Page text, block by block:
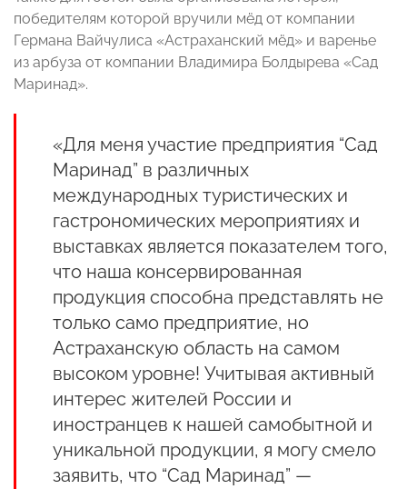
победителям которой вручили мёд от компании
Германа Вайчулиса «Астраханский мёд» и варенье
из арбуза от компании Владимира Болдырева «Сад
Маринад».
«Для меня участие предприятия “Сад
Маринад” в различных
международных туристических и
гастрономических мероприятиях и
выставках является показателем того,
что наша консервированная
продукция способна представлять не
только само предприятие, но
Астраханскую область на самом
высоком уровне! Учитывая активный
интерес жителей России и
иностранцев к нашей самобытной и
уникальной продукции, я могу смело
заявить, что “Сад Маринад” —